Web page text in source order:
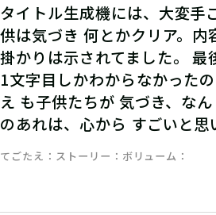
宝探しSHOPならおう
くよ！ 筆記用具やス
ど必要なものを準備し
タイトル生成機には、大変手
供は気づき 何とかクリア。内
掛かりは示されてました。 最
1文字目しかわからなかった
え も子供たちが 気づき、な
のあれは、心から すごいと思
てごたえ ストーリー ボリューム